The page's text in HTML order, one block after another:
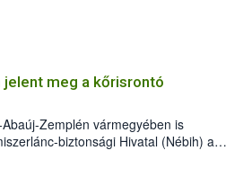
jelent meg a kőrisrontó
Zemplén vármegyében is
biztonsági Hivatal (Nébih) a
(Agrilus planipennis) jelenlétét. A
találták meg, de már fertőzött